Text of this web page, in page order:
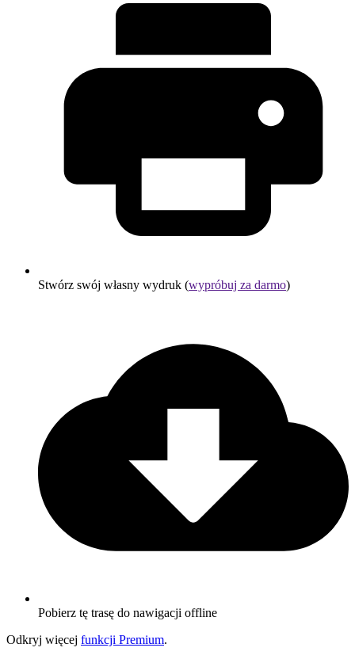
Stwórz swój własny wydruk (wypróbuj za darmo)
Pobierz tę trasę do nawigacji offline
Odkryj więcej funkcji Premium.